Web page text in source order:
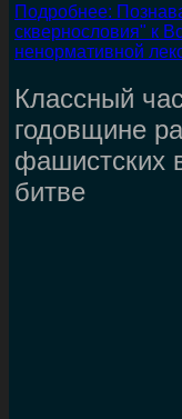
Подробнее:
сквернословия" к
ненормативной
Классный
годовщине
фашистских
битве